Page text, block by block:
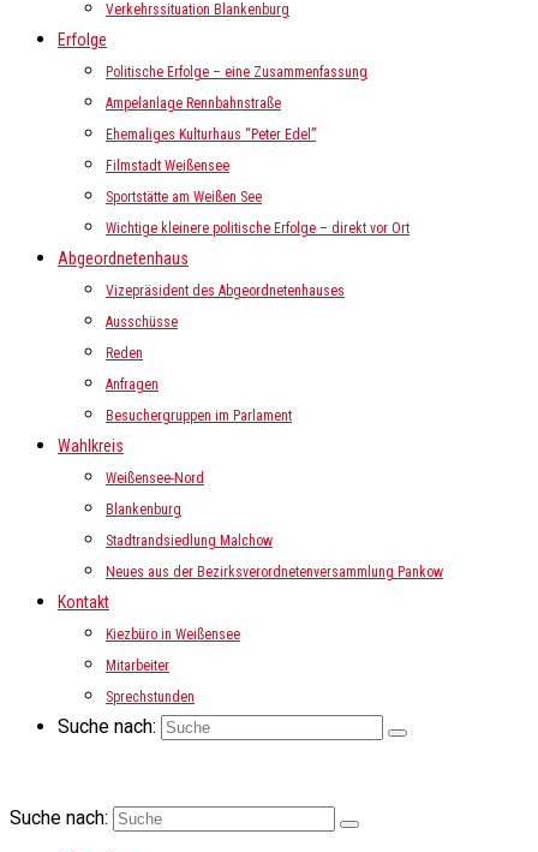
Verkehrssituation Blankenburg
Erfolge
Politische Erfolge – eine Zusammenfassung
Ampelanlage Rennbahnstraße
Ehemaliges Kulturhaus “Peter Edel”
Filmstadt Weißensee
Sportstätte am Weißen See
Wichtige kleinere politische Erfolge – direkt vor Ort
Abgeordnetenhaus
Vizepräsident des Abgeordnetenhauses
Ausschüsse
Reden
Anfragen
Besuchergruppen im Parlament
Wahlkreis
Weißensee-Nord
Blankenburg
Stadtrandsiedlung Malchow
Neues aus der Bezirksverordnetenversammlung Pankow
Kontakt
Kiezbüro in Weißensee
Mitarbeiter
Sprechstunden
Suche nach:
Suche nach: